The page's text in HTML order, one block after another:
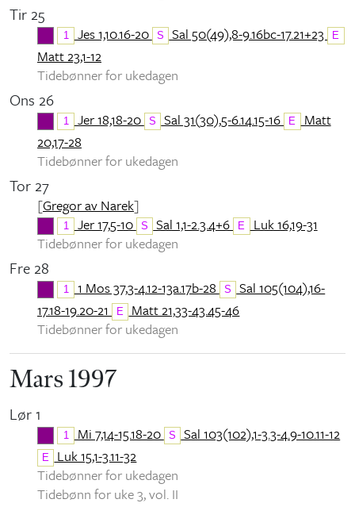
Tir 25
1 Jes 1,10.16-20 S Sal 50(49),8-9.16bc-17.21+23 E
Matt 23,1-12
Tidebønner for ukedagen
Ons 26
1 Jer 18,18-20 S Sal 31(30),5-6.14.15-16 E Matt
20,17-28
Tidebønner for ukedagen
Tor 27
[Gregor av Narek]
1 Jer 17,5-10 S Sal 1,1-2.3.4+6 E Luk 16,19-31
Tidebønner for ukedagen
Fre 28
1 1 Mos 37,3-4.12-13a.17b-28 S
Sal 105(104),16-
17.18-19.20-21
E
Matt 21,33-43.45-46
Tidebønner for ukedagen
Mars 1997
Lør 1
1 Mi 7,14-15.18-20 S Sal 103(102),1-3.3-4.9-10.11-12
E
Luk 15,1-3.11-32
Tidebønner for ukedagen
Tidebønn for uke 3, vol. II